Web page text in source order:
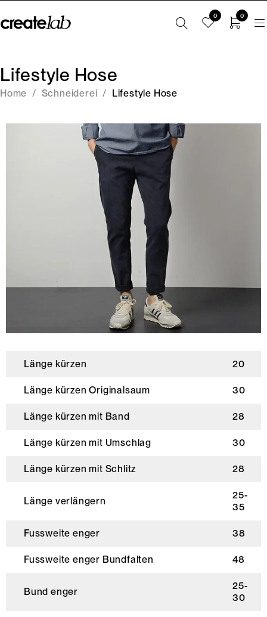
0 0
Lifestyle Hose
Home / Schneiderei / Lifestyle Hose
Länge kürzen 20
Länge kürzen Originalsaum 30
Länge kürzen mit Band 28
Länge kürzen mit Umschlag 30
Länge kürzen mit Schlitz 28
Länge verlängern
25-
35
Fussweite enger 38
Fussweite enger Bundfalten 48
Bund enger
25-
30